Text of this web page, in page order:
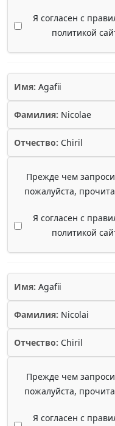
Я согласен с
политикой
Имя: Agafii
Фамилия: Nicolae
Отчество: Chiril
Прежде чем
пожалуйста,
Я согласен с
политикой
Имя: Agafii
Фамилия: Nicolai
Отчество: Chiril
Прежде чем
пожалуйста,
Я согласен с